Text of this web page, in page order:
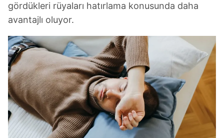
gördükleri rüyaları hatırlama konusunda daha
avantajlı oluyor.